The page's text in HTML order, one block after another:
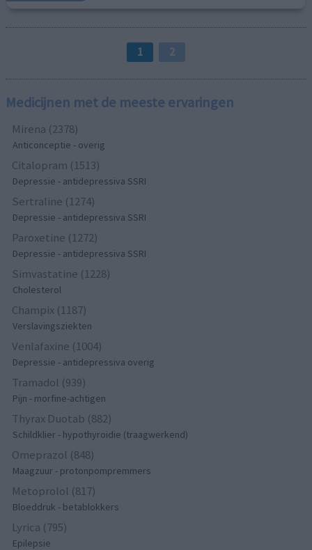
1 2
Medicijnen met de meeste ervaringen
Mirena (2378)
Anticonceptie - overig
Citalopram (1513)
Depressie - antidepressiva SSRI
Sertraline (1274)
Depressie - antidepressiva SSRI
Paroxetine (1272)
Depressie - antidepressiva SSRI
Simvastatine (1228)
Cholesterol
Champix (1187)
Verslavingsziekten
Venlafaxine (1004)
Depressie - antidepressiva overig
Tramadol (939)
Pijn - morfine-achtigen
Thyrax Duotab (882)
Schildklier - hypothyroidie (traagwerkend)
Omeprazol (848)
Maagzuur - protonpompremmers
Metoprolol (817)
Bloeddruk - betablokkers
Lyrica (795)
Epilepsie